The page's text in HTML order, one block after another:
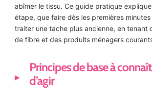
abîmer le tissu. Ce guide pratique
étape, que faire dès les premières
traiter une tache plus ancienne, en tenant
de fibre et des produits ménagers
Principes de base à
d’agir